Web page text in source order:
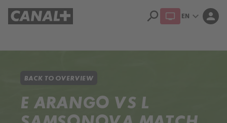
search EN expand_more person
BACK TO OVERVIEW
E ARANGO VS L